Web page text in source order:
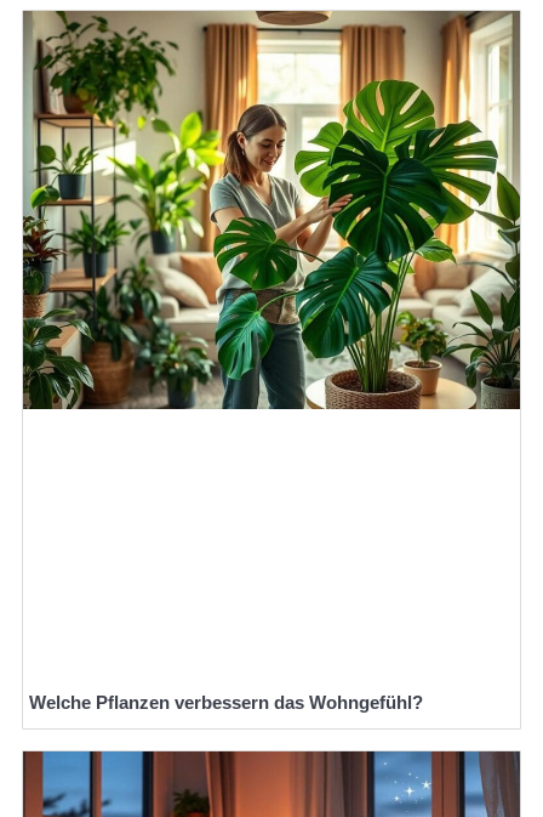
Welche Pflanzen verbessern das Wohngefühl?